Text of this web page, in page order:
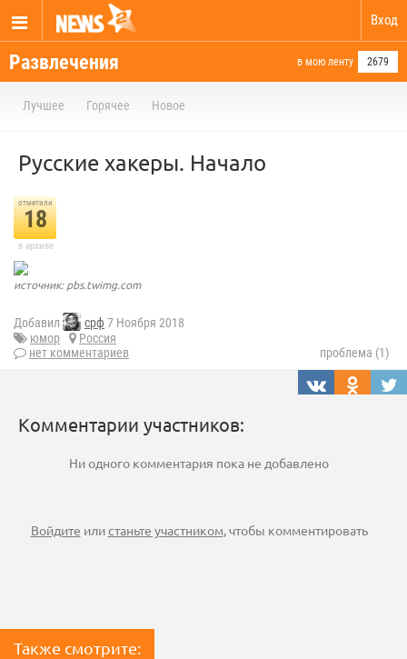
Вход
Развлечения в мою ленту 2679
Лучшее Горячее Новое
Русские хакеры. Начало
отметили
18
в архиве
источник: pbs.twimg.com
Добавил срф 7 Ноября 2018
юмор
Россия
нет комментариев
проблема (1)
Комментарии участников:
Ни одного комментария пока не добавлено
Войдите илистаньте участником, чтобы комментировать
Также смотрите: